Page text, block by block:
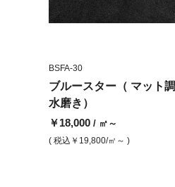
BSFA-30
ブルースター（ マット調
水磨き）
￥18,000 / ㎡～
( 税込 ￥19,800/㎡～ )